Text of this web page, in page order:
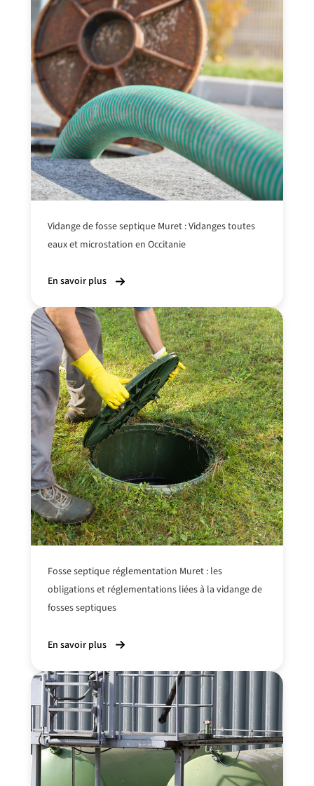
Vidange de fosse septique Muret : Vidanges toutes
eaux et microstation en Occitanie
En savoir plus
Fosse septique réglementation Muret : les
obligations et réglementations liées à la vidangede
fosses septiques
En savoir plus